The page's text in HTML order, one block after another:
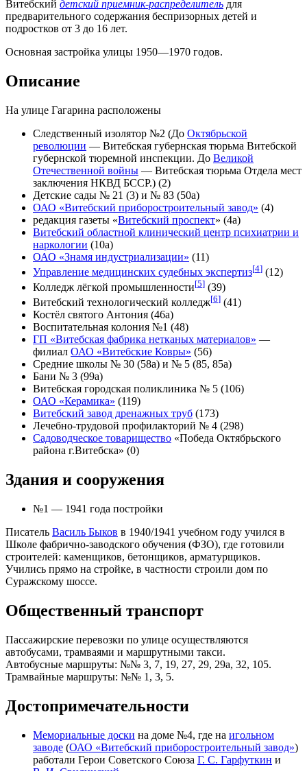
Витебский детский приемник-распределитель для
предварительного содержания беспризорных детей и
подростков от 3 до 16 лет.
Основная застройка улицы 1950—1970 годов.
Описание
На улице Гагарина расположены
Следственный изолятор №2 (До Октябрьской
революции — Витебская губернская тюрьма Витебской
губернской тюремной инспекции. До Великой
Отечественной войны — Витебская тюрьма Отдела мест
заключения НКВД БССР.) (2)
Детские сады № 21 (3) и № 83 (50а)
ОАО «Витебский приборостроительный завод» (4)
редакция газеты «Витебский проспект» (4а)
Витебский областной клинический центр психиатрии и
наркологии (10а)
ОАО «Знамя индустриализации» (11)
Управление медицинских судебных экспертиз[4] (12)
Колледж лёгкой промышленности[5] (39)
Витебский технологический колледж[6] (41)
Костёл святого Антония (46а)
Воспитательная колония №1 (48)
ГП «Витебская фабрика нетканых материалов» —
филиал ОАО «Витебские Ковры» (56)
Средние школы № 30 (58а) и № 5 (85, 85а)
Бани № 3 (99а)
Витебская городская поликлиника № 5 (106)
ОАО «Керамика» (119)
Витебский завод дренажных труб (173)
Лечебно-трудовой профилакторий № 4 (298)
Садоводческое товарищество «Победа Октябрьского
района г.Витебска» (0)
Здания и сооружения
№1 — 1941 года постройки
Писатель Василь Быков в 1940/1941 учебном году учился в
Школе фабрично-заводского обучения (ФЗО), где готовили
строителей: каменщиков, бетонщиков, арматурщиков.
Учились прямо на стройке, в частности строили дом по
Суражскому шоссе.
Общественный транспорт
Пассажирские перевозки по улице осуществляются
автобусами, трамваями и маршрутными такси.
Автобусные маршруты: №№ 3, 7, 19, 27, 29, 29а, 32, 105.
Трамвайные маршруты: №№ 1, 3, 5.
Достопримечательности
Мемориальные доски на доме №4, где на игольном
заводе (ОАО «Витебский приборостроительный завод»)
работали Герои Советского Союза Г. С. Гарфуткин и